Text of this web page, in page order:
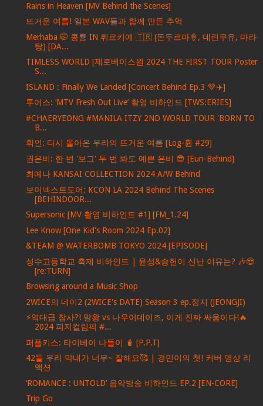
Rains in Heaven [MV Behind the Scenes]
뜨거운 여름! 일본 WAV들과 함께 만든 추억
Merhaba 🤭 콩룡 IN 튀르키예 🇹🇷 (돈두르마🍦, 데린쿠유, 마라
탕) [DA...
TIMLESS WORLD [제로베이스원 2024 THE FIRST TOUR Poster
S...
ISLAND : Finally We Landed [Concert Behind Ep.3 💚✈️]
투어스: ‘MTV Fresh Out Live’ 촬영 비하인드 [TWS:ERIES]
#CHAERYEONG #MANILA ITZY 2ND WORLD TOUR 'BORN TO
B...
휘인: 다시 돌아온 우리의 뜨거운 여름 [Log-휜 #29]
권은비: 한 번 '보그' 두 번 봐도 예쁜 은비 😎 [Eun-Behind]
최예나 KANSAI COLLECTION 2024 A/W Behind
보이넥스트도어: KCON LA 2024 Behind The Scenes
[BEHINDOOR...
Supersonic [MV 촬영 비하인드 #1] [FM_1.24]
Lee Know [One Kid's Room 2024 Ep.02]
&TEAM @ WATERBOMB TOKYO 2024 [EPISODE]
성수고등학교 축제 비하인드 | 윤성&승헌이 신난 이유는? 🎶😎
[re:TURN]
Browsing around a Music Shop
2WICE의 데이2 (2WICE's DATE) Season 3 ep.정지 (JEONGJI)
⚡역대급 참사?! 말왕 vs 나우어데이즈, 이게 진짜 싸움이다!🔥
2024 피지컬림픽 #...
퍼플키스: 타이베이 나들이 🧋 [P.P.T]
42들 우리 막내가 너무~ 잘해요🥰 | 경민이의 첫! 커버 영상 리
액션
‘ROMANCE : UNTOLD’ 음악방송 비하인드 EP.2 [EN-CORE]
Trip Go